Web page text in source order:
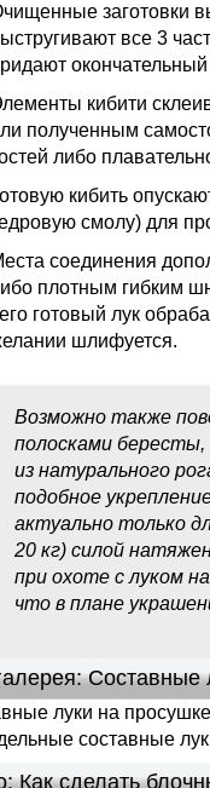
заготовки
все 3
кибити
полученным
либо
кибить
смолу) для
соединения
плотным гибким
готовый лук
шлифуется.
Возможно также
полосками бересты,
из натурального
подобное
актуально только
20 кг) силой
при охоте с луком
что в плане
Составные
луки на
составные
Как сделать